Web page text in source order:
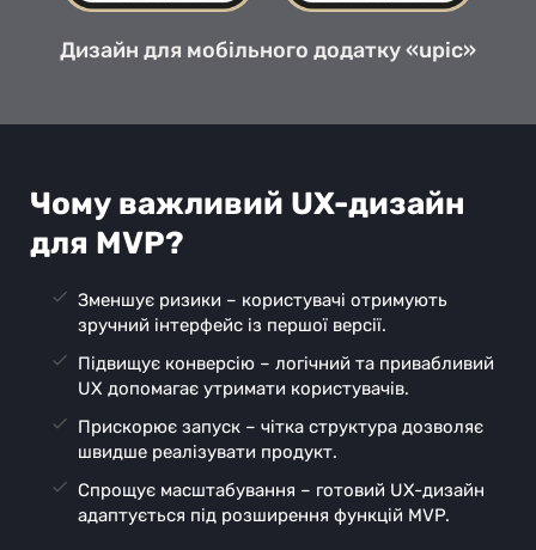
Дизайн для мобільного додатку «upic»
Чому важливий UX-дизайн
для MVP?
Зменшує ризики – користувачі отримують
зручний інтерфейс із першої версії.
Підвищує конверсію – логічний та привабливий
UX допомагає утримати користувачів.
Прискорює запуск – чітка структура дозволяє
швидше реалізувати продукт.
Спрощує масштабування – готовий UX-дизайн
адаптується під розширення функцій MVP.